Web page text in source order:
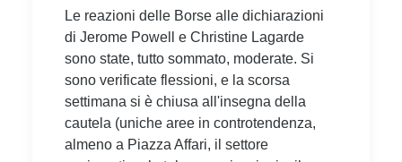
Le reazioni delle Borse alle dichiarazioni
di Jerome Powell e Christine Lagarde
sono state, tutto sommato, moderate. Si
sono verificate flessioni, e la scorsa
settimana si è chiusa all'insegna della
cautela (uniche aree in controtendenza,
almeno a Piazza Affari, il settore